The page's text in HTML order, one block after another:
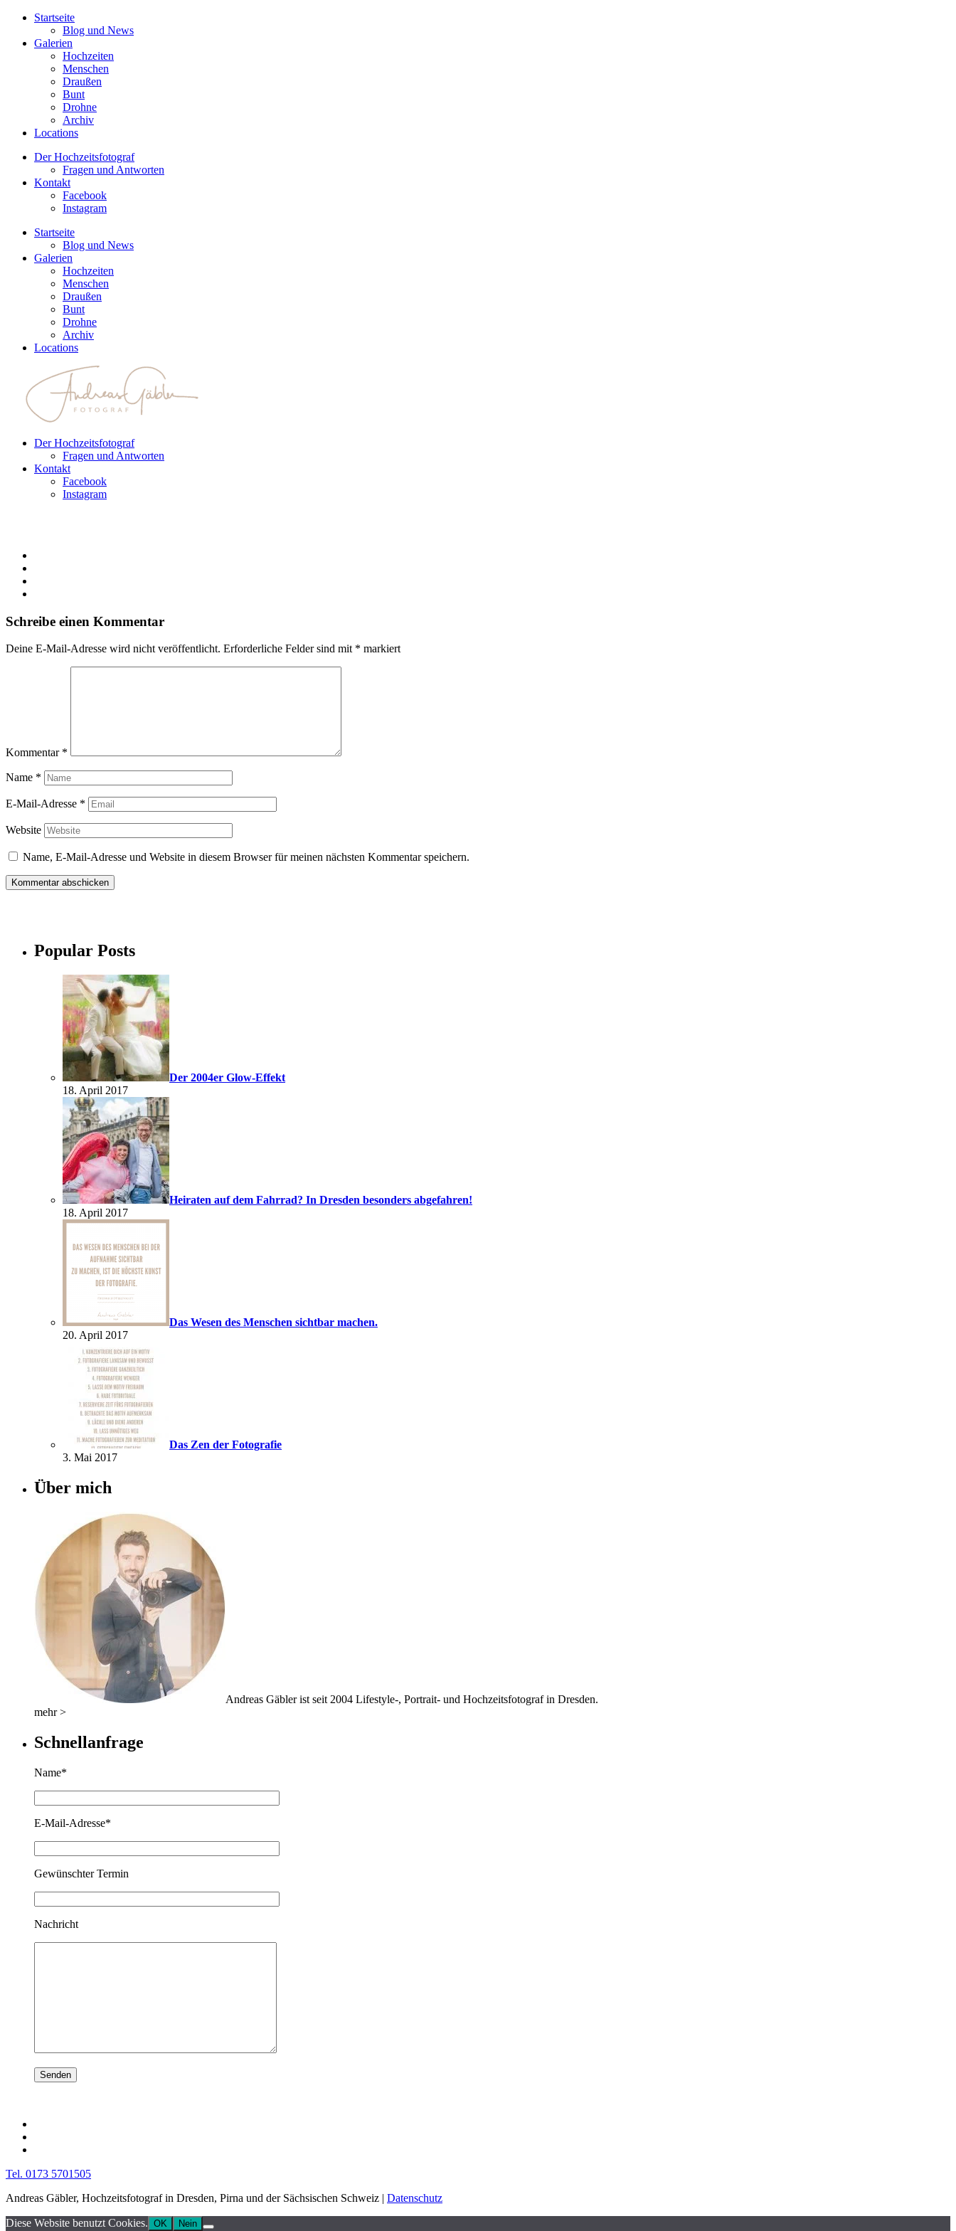
Startseite
Blog und News
Galerien
Hochzeiten
Menschen
Draußen
Bunt
Drohne
Archiv
Locations
Der Hochzeitsfotograf
Fragen und Antworten
Kontakt
Facebook
Instagram
Startseite
Blog und News
Galerien
Hochzeiten
Menschen
Draußen
Bunt
Drohne
Archiv
Locations
Der Hochzeitsfotograf
Fragen und Antworten
Kontakt
Facebook
Instagram
Schreibe einen Kommentar
Deine E-Mail-Adresse wird nicht veröffentlicht. Erforderliche Felder sind mit * markiert
Kommentar *
Name *
E-Mail-Adresse *
Website
Name, E-Mail-Adresse und Website in diesem Browser für meinen nächsten Kommentar speichern.
Popular Posts
Der 2004er Glow-Effekt
18. April 2017
Heiraten auf dem Fahrrad? In Dresden besonders abgefahren!
18. April 2017
Das Wesen des Menschen sichtbar machen.
20. April 2017
Das Zen der Fotografie
3. Mai 2017
Über mich
Andreas Gäbler ist seit 2004 Lifestyle-, Portrait- und Hochzeitsfotograf in Dresden.
mehr >
Schnellanfrage
Name*
E-Mail-Adresse*
Gewünschter Termin
Nachricht
Tel. 0173 5701505
Andreas Gäbler, Hochzeitsfotograf in Dresden, Pirna und der Sächsischen Schweiz | Datenschutz
Diese Website benutzt Cookies. OK Nein